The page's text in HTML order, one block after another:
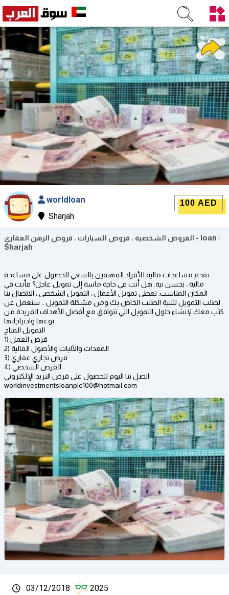
worldloan
Sharjah
100 AED
القروض الشخصية ، قروض السيارات ، قروض الرهن العقاري - loan |
Sharjah
نقدم مساعدات مالية للأفراد المهتمين بالسعي للحصول على مساعدة
مالية ، بحسن نية. هل أنت في حاجة ماسة إلى تمويل عاجل؟ فأنت في
المكان المناسب. نعطي تمويل الأعمال ، التمويل الشخصي ، الاتصال بنا
لطلب التمويل لتلبية الطلب الخاص بك ومن مشكلة التمويل .. سنعمل عن
كثب معك لإنشاء حلول التمويل التي تتوافق مع أفضل الأهداف الفريدة من
التمويل المتاح
1) قرض العمل
2) المعدات والآليات والأصول المالية
3) قرض تجاري عقاري
4) القرض الشخصي
اتصل بنا اليوم للحصول على قرض البريد الإلكتروني:
worldinvestmentsloanplc100@hotmail.com
03/12/2018 2025